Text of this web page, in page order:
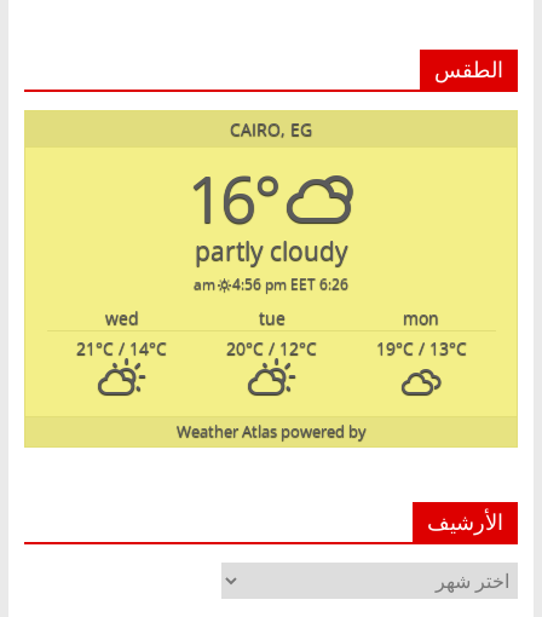
الطقس
CAIRO, EG
16°
partly cloudy
6:26 am
4:56 pm EET
mon
tue
wed
19°C/ 13°C
20°C / 12°C
21°C / 14°C
powered by
Weather Atlas
الأرشيف
الأرشيف